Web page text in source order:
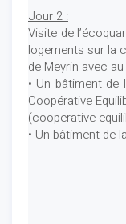
Jour 2 :
Visite de
logements sur la
de Meyrin avec
• Un bâtiment de
Coopérative
(cooperative-
• Un bâtiment de